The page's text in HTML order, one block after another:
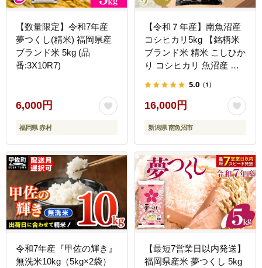
【数量限定】令和7年産
夢つくし(精米) 福岡県産
ブランド米 5kg (品
番:3X10R7)
6,000円
福岡県 赤村
【令和７年産】南魚沼産
コシヒカリ5kg 【銘柄米
ブランド米 精米 こしひか
り コシヒカリ 魚沼産 南
新潟県産 高評価 高品質
高級 国産米 産直 ご飯 御
5.0 （1）
16,000円
新潟県 南魚沼市
令和7年産『甲佐の輝き』
無洗米10kg（5kg×2袋）
【最短7営業日以内発送】
福岡県産米 夢つくし 5kg